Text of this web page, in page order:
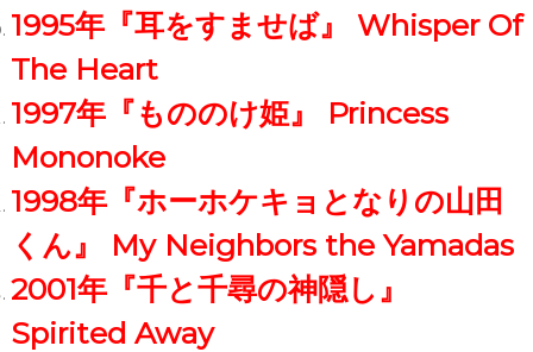
1995年『耳をすませば』 Whisper Of
The Heart
1997年『もののけ姫』 Princess
Mononoke
1998年『ホーホケキョとなりの山田
くん』 My Neighbors the Yamadas
2001年『千と千尋の神隠し』
Spirited Away